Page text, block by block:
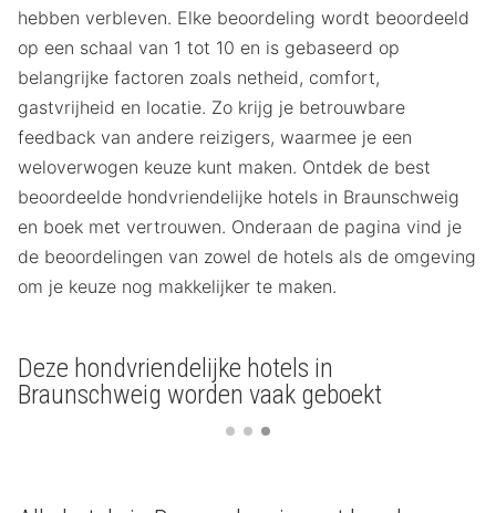
hebben verbleven. Elke beoordeling wordt beoordeeld
op een schaal van 1 tot 10 en is gebaseerd op
belangrijke factoren zoals netheid, comfort,
gastvrijheid en locatie. Zo krijg je betrouwbare
feedback van andere reizigers, waarmee je een
weloverwogen keuze kunt maken. Ontdek de best
beoordeelde hondvriendelijke hotels in Braunschweig
en boek met vertrouwen. Onderaan de pagina vind je
de beoordelingen van zowel de hotels als de omgeving
om je keuze nog makkelijker te maken.
Deze hondvriendelijke hotels in
Braunschweig worden vaak geboekt